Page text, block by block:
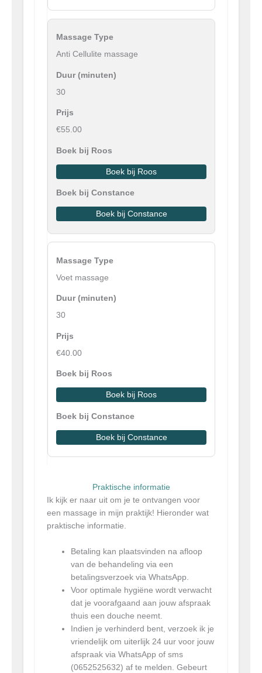
Anti Cellulite massage
30
€55.00
Boek bij Roos
Boek bij Constance
Voet massage
30
€40.00
Boek bij Roos
Boek bij Constance
Praktische informatie
Ik kijk er naar uit om je te ontvangen voor
een massage in mijn praktijk! Hieronder wat
praktische informatie.
Betaling kan plaatsvinden na afloop
van de behandeling via een
betalingsverzoek via WhatsApp.
Voor optimale hygiëne wordt verwacht
dat je voorafgaand aan jouw afspraak
thuis een douche neemt.
Indien je verhinderd bent, verzoek ik je
vriendelijk om uiterlijk 24 uur voor jouw
afspraak via WhatsApp of sms
(0652525632) af te melden. Gebeurt